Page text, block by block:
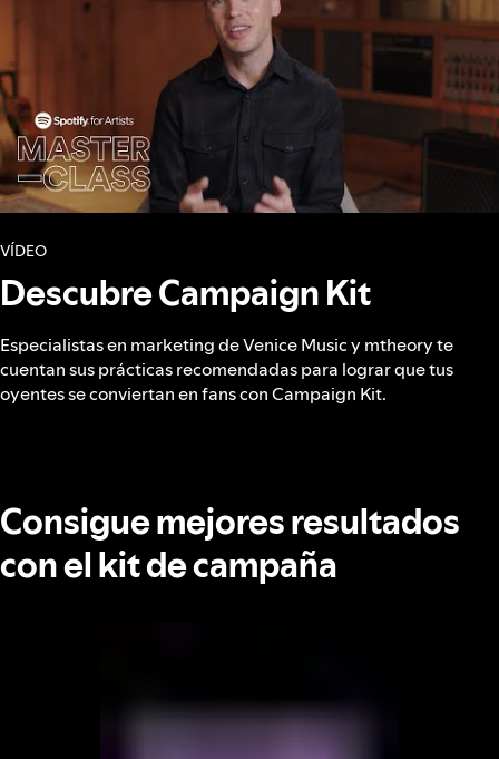
VÍDEO
Descubre Campaign Kit
Especialistas en marketing de Venice Music y mtheory te
cuentan sus prácticas recomendadas para lograr que tus
oyentes se conviertan en fans con Campaign Kit.
Consigue mejores resultados
con el kit de campaña